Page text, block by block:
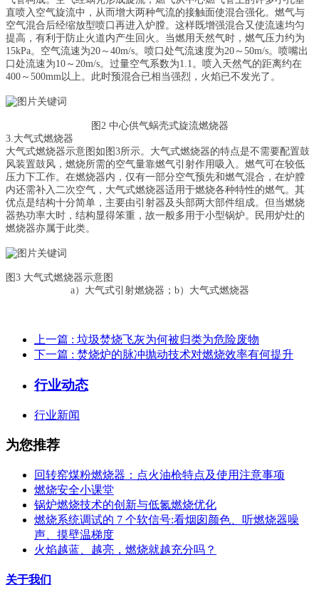
直喷入空气旋流中，从而增大两种气流的接触面使混合强化。燃气与
空气混合后经缩放型喷口再进入炉膛。这样既增强混合又使流速均匀
提高，有利于防止火道内产生回火。当燃用天然气时，燃气压力约为
15kPa。空气流速为20～40m/s。喷口处气流速度为20～50m/s。喷嘴出
口处流速为10～20m/s。过量空气系数为1.1。喷入天然气的距离约在
400～500mm以上。此时预混合已相当强烈，火焰已不发光了。
图2 中心供气蜗壳式旋流燃烧器
3.大气式燃烧器
大气式燃烧器示意图如图3所示。大气式燃烧器的特点是不需要配置鼓
风装置鼓风，燃烧所需的空气量靠燃气引射作用吸入。燃气可在较低
压力下工作。在燃烧器内，仅有一部分空气预先和燃气混合，在炉膛
内还需补入二次空气，大气式燃烧器适用于燃烧各种特性的燃气。其
优点是结构十分简单，主要由引射器及头部两大部件组成。但当燃烧
器热功率大时，结构显得笨重，故一般多用于小型锅炉。民用炉灶的
燃烧器亦属于此类。
图3 大气式燃烧器示意图
a）大气式引射燃烧器；b）大气式燃烧器
上一篇 : 垃圾焚烧飞灰为何被归类为危险废物
下一篇 : 焚烧炉的脉冲抛动技术对燃烧效率有何提升
行业动态
行业新闻
为您推荐
回转窑煤粉燃烧器：点火油枪特点及使用注意事项
燃烧安全小课堂
锅炉燃烧技术的创新与低氮燃烧优化
燃烧系统调试的 7 个软信号:看烟囱颜色、听燃烧器噪
声、摸壁温梯度
火焰越蓝、越亮，燃烧就越充分吗？
关于我们